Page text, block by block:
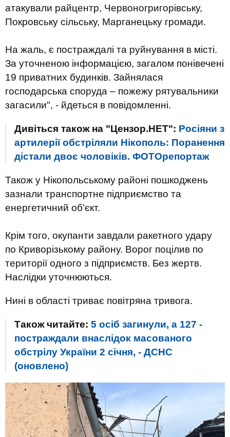
атакували райцентр, Червоногригорівську,
Покровську сільську, Марганецьку громади.
На жаль, є постраждалі та руйнування в місті.
За уточненою інформацією, загалом понівечені
19 приватних будинків. Зайнялася
господарська споруда – пожежу рятувальники
загасили", - йдеться в повідомленні.
Дивіться також на "Цензор.НЕТ": Росіяни з
артилерії обстріляли Нікополь: Поранення
дістали двоє чоловіків. ФОТОрепортаж
Також у Нікопольському районі пошкоджень
зазнали транспортне підприємство та
енергетичний об’єкт.
Крім того, окупанти завдали ракетного удару
по Криворізькому району. Ворог поцілив по
території одного з підприємств. Без жертв.
Наслідки уточнюються.
Нині в області триває повітряна тривога.
Також читайте: 5 осіб загинули, а 127 -
постраждали внаслідок масованого
обстрілу України 2 січня, - ДСНС
(оновлено)